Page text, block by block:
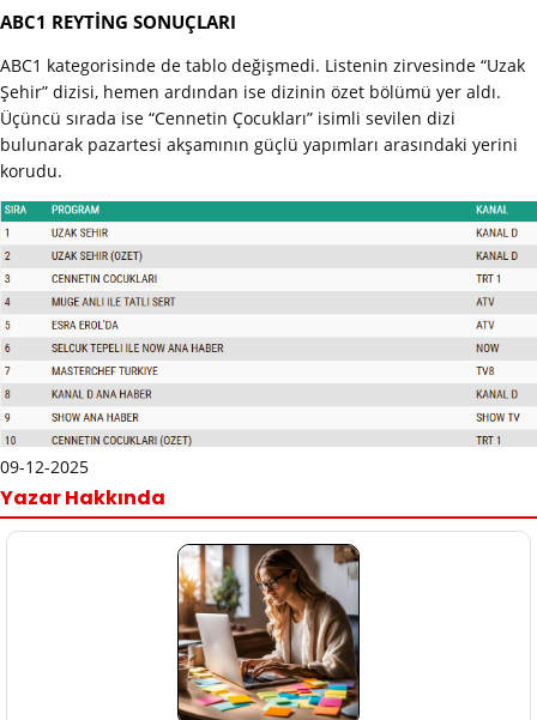
ABC1 REYTİNG SONUÇLARI
ABC1 kategorisinde de tablo değişmedi. Listenin zirvesinde “Uzak
Şehir” dizisi, hemen ardından ise dizinin özet bölümü yer aldı.
Üçüncü sırada ise “Cennetin Çocukları” isimli sevilen dizi
bulunarak pazartesi akşamının güçlü yapımları arasındaki yerini
korudu.
09-12-2025
Yazar Hakkında